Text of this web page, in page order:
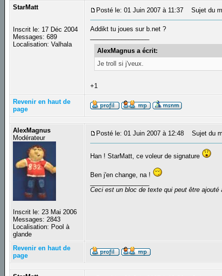
StarMatt
Inscrit le: 17 Déc 2004
Messages: 689
Localisation: Valhala
Posté le: 01 Juin 2007 à 11:37 Sujet du
Addikt tu joues sur b.net ?
AlexMagnus a écrit:
Je troll si j'veux.
+1
Revenir en haut de
page
AlexMagnus
Modérateur
Inscrit le: 23 Mai 2006
Messages: 2843
Localisation: Pool à
glande
Posté le: 01 Juin 2007 à 12:48 Sujet du
Han ! StarMatt, ce voleur de signature
Ben j'en change, na !
Ceci est un bloc de texte qui peut être
Revenir en haut de
page